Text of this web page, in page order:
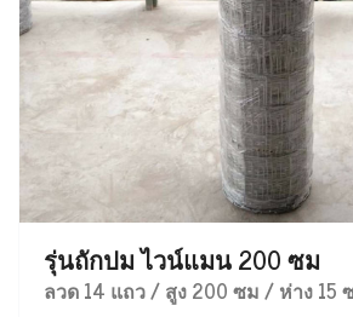
รุ่นถักปม ไวน์แมน 200 ซม
ลวด 14 แถว / สูง 200 ซม / ห่าง 15